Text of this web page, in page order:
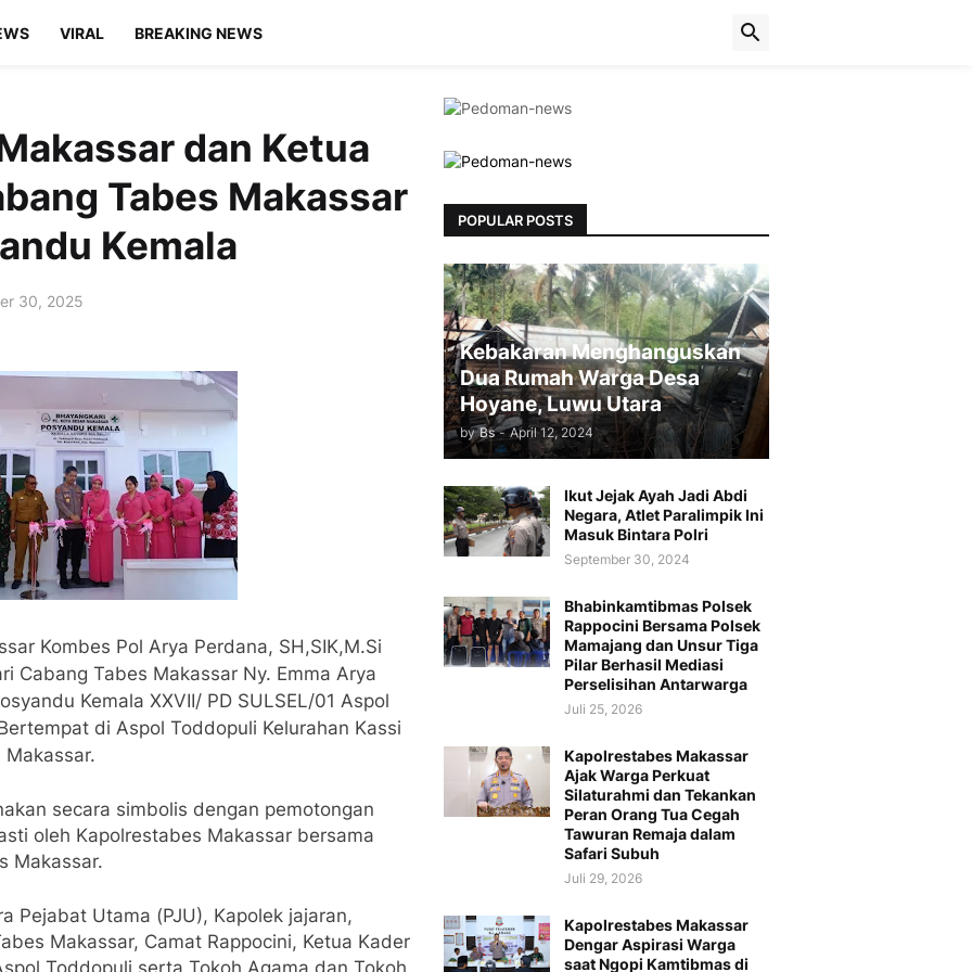
VIRAL BREAKING NEWS
dan Ketua
Tabes Makassar
Kemala
30, 2025
Kombes Pol Arya Perdana, SH,SIK,M.Si
Cabang Tabes Makassar Ny. Emma Arya
Kemala XXVII/ PD SULSEL/01 Aspol
di Aspol Toddopuli Kelurahan Kassi
Makassar.
secara simbolis dengan pemotongan
oleh Kapolrestabes Makassar bersama
Makassar.
Pejabat Utama (PJU), Kapolek jajaran,
Makassar, Camat Rappocini, Ketua Kader
Toddopuli serta Tokoh Agama dan Tokoh
POPULAR POSTS
Kebakaran Menghanguskan
Dua Rumah Warga Desa
Hoyane, Luwu Utara
by Bs - April 12, 2024
Ikut Jejak Ayah Jadi Abdi
Negara, Atlet Paralimpik Ini
Masuk Bintara Polri
September 30, 2024
Bhabinkamtibmas Polsek
Rappocini Bersama Polsek
Mamajang dan Unsur Tiga
Pilar Berhasil Mediasi
Perselisihan Antarwarga
Juli 25, 2026
Kapolrestabes Makassar
Ajak Warga Perkuat
Silaturahmi dan Tekankan
Peran Orang Tua Cegah
Tawuran Remaja dalam
Safari Subuh
Juli 29, 2026
Kapolrestabes Makassar
Dengar Aspirasi Warga
saat Ngopi Kamtibmas di